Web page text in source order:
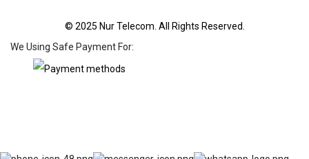
© 2025 Nur Telecom. All Rights Reserved.
We Using Safe Payment For: